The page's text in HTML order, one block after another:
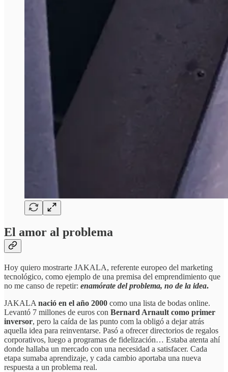
El amor al problema
Hoy quiero mostrarte JAKALA, referente europeo del marketing
tecnológico, como ejemplo de una premisa del emprendimiento que
no me canso de repetir: enamórate del problema, no de la idea.
JAKALA nació en el año 2000 como una lista de bodas online.
Levantó 7 millones de euros con Bernard Arnault como primer
inversor, pero la caída de las punto com la obligó a dejar atrás
aquella idea para reinventarse. Pasó a ofrecer directorios de regalos
corporativos, luego a programas de fidelización… Estaba atenta ahí
donde hallaba un mercado con una necesidad a satisfacer. Cada
etapa sumaba aprendizaje, y cada cambio aportaba una nueva
respuesta a un problema real.